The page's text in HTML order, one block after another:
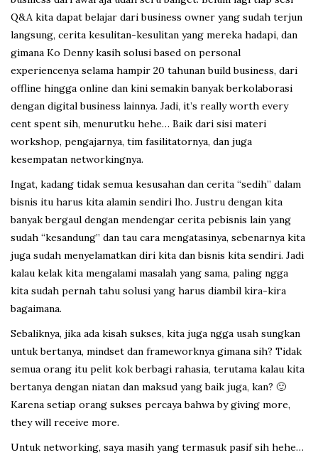
Q&A kita dapat belajar dari business owner yang sudah terjun
langsung, cerita kesulitan-kesulitan yang mereka hadapi, dan
gimana Ko Denny kasih solusi based on personal
experiencenya selama hampir 20 tahunan build business, dari
offline hingga online dan kini semakin banyak berkolaborasi
dengan digital business lainnya. Jadi, it’s really worth every
cent spent sih, menurutku hehe… Baik dari sisi materi
workshop, pengajarnya, tim fasilitatornya, dan juga
kesempatan networkingnya.
Ingat, kadang tidak semua kesusahan dan cerita “sedih” dalam
bisnis itu harus kita alamin sendiri lho. Justru dengan kita
banyak bergaul dengan mendengar cerita pebisnis lain yang
sudah “kesandung” dan tau cara mengatasinya, sebenarnya kita
juga sudah menyelamatkan diri kita dan bisnis kita sendiri. Jadi
kalau kelak kita mengalami masalah yang sama, paling ngga
kita sudah pernah tahu solusi yang harus diambil kira-kira
bagaimana.
Sebaliknya, jika ada kisah sukses, kita juga ngga usah sungkan
untuk bertanya, mindset dan frameworknya gimana sih? Tidak
semua orang itu pelit kok berbagi rahasia, terutama kalau kita
bertanya dengan niatan dan maksud yang baik juga, kan? 🙂
Karena setiap orang sukses percaya bahwa by giving more,
they will receive more.
Untuk networking, saya masih yang termasuk pasif sih hehe…